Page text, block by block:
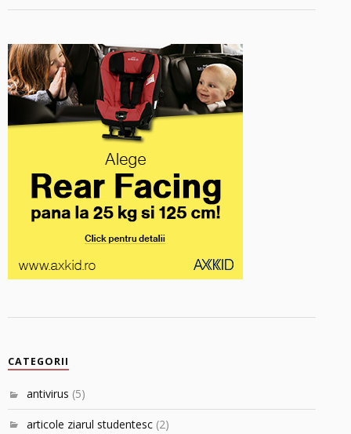
CATEGORII
antivirus (5)
articole ziarul studentesc (2)